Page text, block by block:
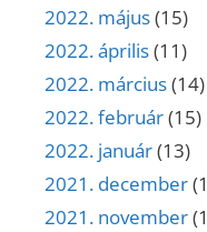
2022. május(15)
2022. április(11)
2022. március(14)
2022. február(15)
2022. január(13)
2021. december
2021. november